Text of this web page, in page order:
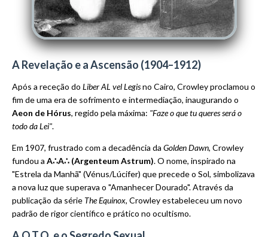
A Revelação e a Ascensão (1904–1912)
Após a receção do Liber AL vel Legisno Cairo, Crowley proclamou o
fim de uma era de sofrimento e intermediação, inaugurando o
Aeon de Hórus, regido pela máxima: "Faze o que tu queres será o
todo da Lei".
Em 1907, frustrado com a decadência da Golden Dawn, Crowley
fundou a A∴A∴ (Argenteum Astrum). O nome, inspirado na
"Estrela da Manhã" (Vénus/Lúcifer) que precede o Sol, simbolizava
a nova luz que superava o "Amanhecer Dourado". Através da
publicação da série The Equinox, Crowley estabeleceu um novo
padrão de rigor científico e prático no ocultismo.